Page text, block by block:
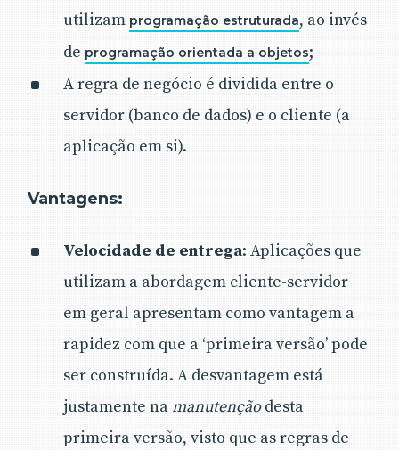
utilizam programação estruturada, ao invés
de programação orientada a objetos;
A regra de negócio é dividida entre o
servidor (banco de dados) e o cliente (a
aplicação em si).
Vantagens:
Velocidade de entrega: Aplicações que
utilizam a abordagem cliente-servidor
em geral apresentam como vantagem a
rapidez com que a ‘primeira versão’ pode
ser construída. A desvantagem está
justamente namanutençãodesta
primeira versão, visto que as regras de